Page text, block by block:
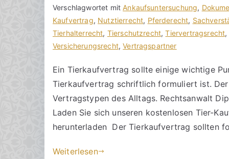
r
a
k
R
c
h
t
s
a
w
a
g
v
e
ö
f
f
e
n
l
Verschlagwortet mit Ankaufsuntersuchung,
Kaufvertrag, Nutztierrecht, Pferderecht,
Tierhalterrecht, Tierschutzrecht,Tiervertragsrecht,
Versicherungsrecht,Vertragspartner
K
o
m
m
n
t
a
r
e
Kaufvertrag
Ein Tierkaufvertrag sollte einige wichtige
Tierkaufvertrag schriftlich formuliert ist.
Vertragstypen des Alltags. Rechtsanwalt
Laden Sie sich unseren kostenlosen Tier-
herunterladen Der Tierkaufvertrag sollten
Weiterlesen